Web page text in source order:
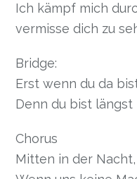
Ich kämpf mich
vermisse dich zu
Bridge:
Erst wenn du da
Denn du bist
Chorus
Mitten in der